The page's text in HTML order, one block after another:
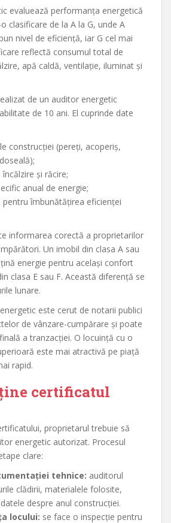
evaluează performanța energetică
clasificare de la A la G, unde A
nivel de eficiență, iar G cel mai
reflectă consumul total de
apă caldă, ventilație, iluminat și
de un auditor energetic
de 10 ani. El cuprinde date
construcției (pereți, acoperiș,
și răcire;
anual de energie;
îmbunătățirea eficienței
informarea corectă a proprietarilor
Un imobil din clasa A sau
energie pentru același confort
clasa E sau F. Această diferență se
lunare.
este cerut de notarii publici
de vânzare-cumpărare și poate
a tranzacției. O locuință cu o
este mai atractivă pe piață
rapid.
certificatul
proprietarul trebuie să
energetic autorizat. Procesul
clare:
tehnice: auditorul
clădirii, materialele folosite,
despre anul construcției.
locului: se face o inspecție pentru